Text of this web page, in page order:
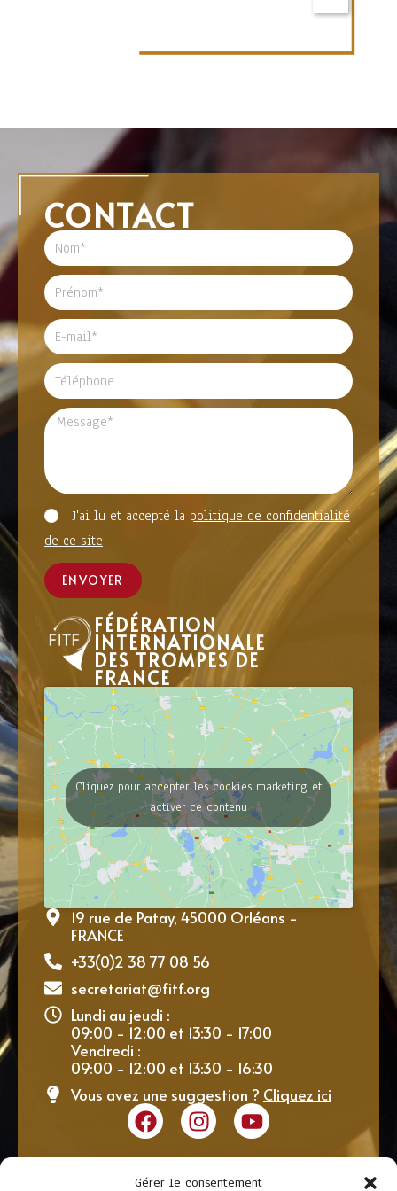
Gérer le consentement
CONTACT
J'ai lu et accepté la politique de confidentialité
de ce site
ENVOYER
FÉDÉRATION
INTERNATIONALE
DES TROMPES DE
FRANCE
Cliquez pour accepter les cookies marketing et
activer ce contenu
19 rue de Patay, 45000 Orléans -
FRANCE
+33(0)2 38 77 08 56
secretariat@fitf.org
Lundi au jeudi :
09:00 - 12:00 et 13:30 - 17:00
Vendredi :
09:00 - 12:00 et 13:30 - 16:30
Vous avez une suggestion ? Cliquez ici